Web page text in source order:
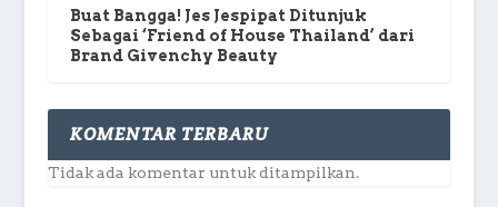
Buat Bangga! Jes Jespipat Ditunjuk
Sebagai ‘Friend of House Thailand’ dari
Brand Givenchy Beauty
KOMENTAR TERBARU
Tidak ada komentar untuk ditampilkan.